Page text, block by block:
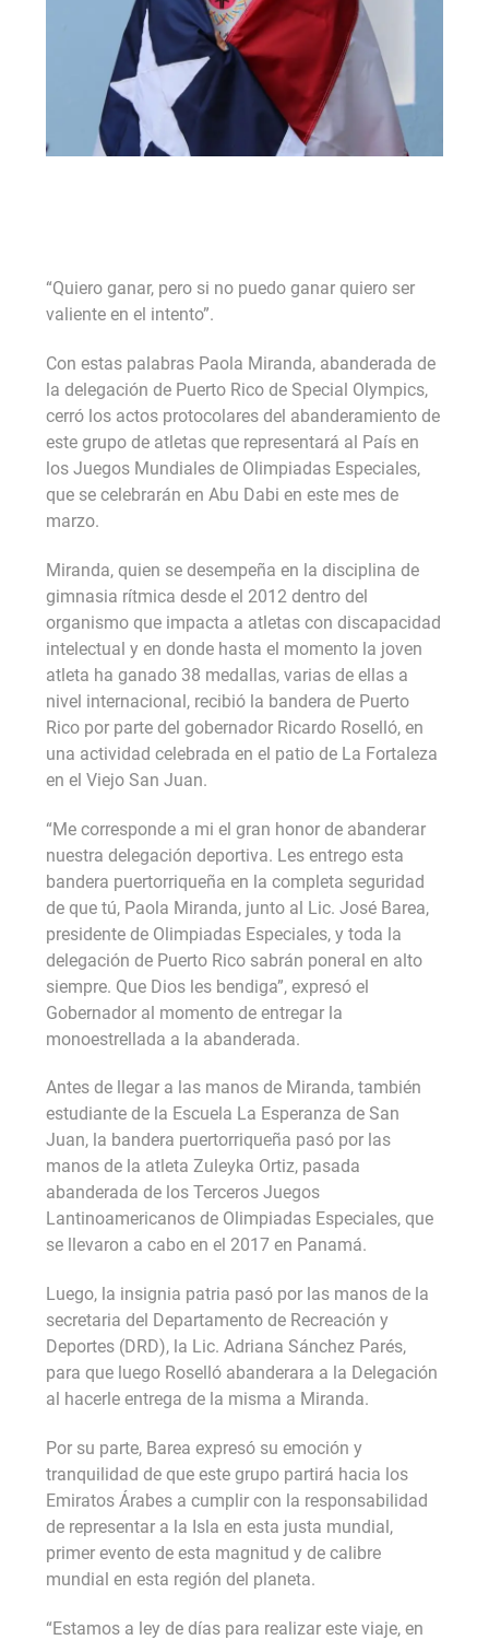
“Quiero ganar, pero si no puedo ganar quiero ser
valiente en el intento”.
Con estas palabras Paola Miranda, abanderada de
la delegación de Puerto Rico de Special Olympics,
cerró los actos protocolares del abanderamiento de
este grupo de atletas que representará al País en
los Juegos Mundiales de Olimpiadas Especiales,
que se celebrarán en Abu Dabi en este mes de
marzo.
Miranda, quien se desempeña en la disciplina de
gimnasia rítmica desde el 2012 dentro del
organismo que impacta a atletas con discapacidad
intelectual y en donde hasta el momento la joven
atleta ha ganado 38 medallas, varias de ellas a
nivel internacional, recibió la bandera de Puerto
Rico por parte del gobernador Ricardo Roselló, en
una actividad celebrada en el patio de La Fortaleza
en el Viejo San Juan.
“Me corresponde a mi el gran honor de abanderar
nuestra delegación deportiva. Les entrego esta
bandera puertorriqueña en la completa seguridad
de que tú, Paola Miranda, junto al Lic. José Barea,
presidente de Olimpiadas Especiales, y toda la
delegación de Puerto Rico sabrán poneral en alto
siempre. Que Dios les bendiga”, expresó el
Gobernador al momento de entregar la
monoestrellada a la abanderada.
Antes de llegar a las manos de Miranda, también
estudiante de la Escuela La Esperanza de San
Juan, la bandera puertorriqueña pasó por las
manos de la atleta Zuleyka Ortiz, pasada
abanderada de los Terceros Juegos
Lantinoamericanos de Olimpiadas Especiales, que
se llevaron a cabo en el 2017 en Panamá.
Luego, la insignia patria pasó por las manos de la
secretaria del Departamento de Recreación y
Deportes (DRD), la Lic. Adriana Sánchez Parés,
para que luego Roselló abanderara a la Delegación
al hacerle entrega de la misma a Miranda.
Por su parte, Barea expresó su emoción y
tranquilidad de que este grupo partirá hacia los
Emiratos Árabes a cumplir con la responsabilidad
de representar a la Isla en esta justa mundial,
primer evento de esta magnitud y de calibre
mundial en esta región del planeta.
“Estamos a ley de días para realizar este viaje, en